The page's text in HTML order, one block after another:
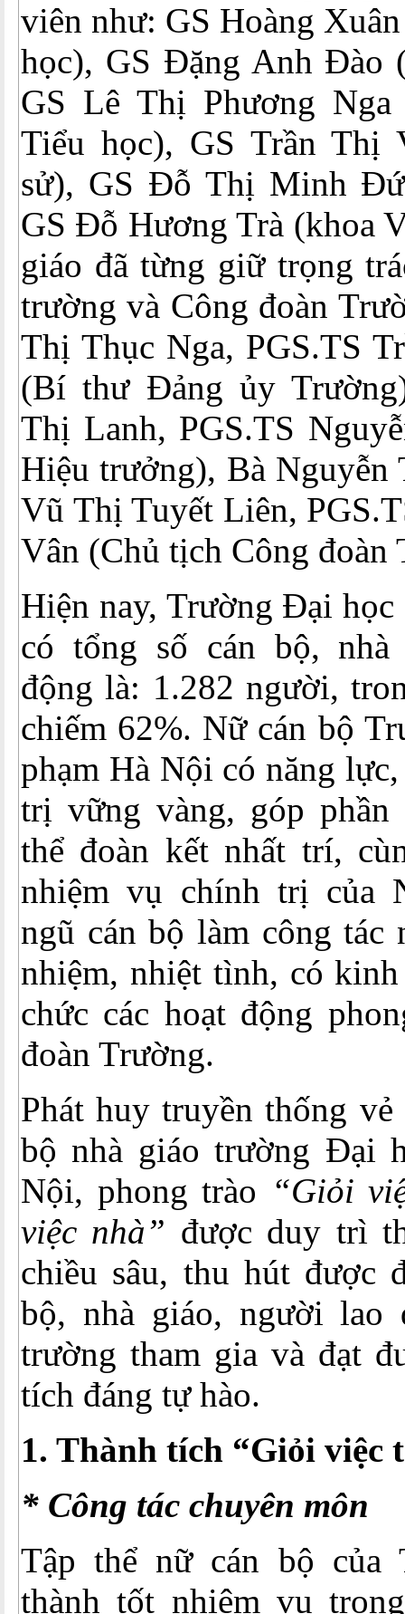
viên như: GS Hoàng
học), GS Đặng Anh Đào
GS Lê Thị Phương
Tiểu học), GS Trần Thị
sử), GS Đỗ Thị Minh
GS Đỗ Hương Trà (khoa
giáo đã từng giữ trọng
trường và Công đoàn
Thị Thục Nga, PGS.TS
(Bí thư Đảng ủy
Thị Lanh, PGS.TS
Hiệu trưởng), Bà Nguyễn
Vũ Thị Tuyết Liên,
Vân (Chủ tịch Công
Hiện nay, Trường Đại
có tổng số cán bộ,
động là: 1.282 người,
chiếm 62%. Nữ cán bộ
phạm Hà Nội có năng
trị vững vàng, góp phần
thể đoàn kết nhất trí,
nhiệm vụ chính trị của
ngũ cán bộ làm công tác
nhiệm, nhiệt tình, có
chức các hoạt động
đoàn Trường.
Phát huy truyền thống vẻ
bộ nhà giáo trường Đại
Nội, phong trào “Giỏi
việc nhà” được duy trì
chiều sâu, thu hút được
bộ, nhà giáo, người lao
trường tham gia và đạt
tích đáng tự hào.
1. Thành tích “Giỏi việc
* Công tác chuyên môn
Tập thể nữ cán bộ của
thành tốt nhiệm vụ